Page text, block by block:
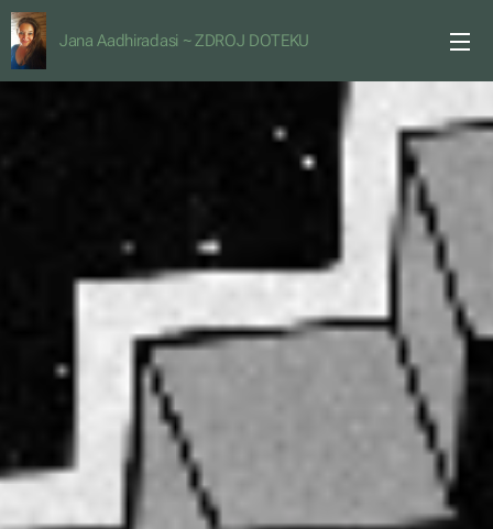
Jana Aadhiradasi ~ ZDROJ DOTEKU